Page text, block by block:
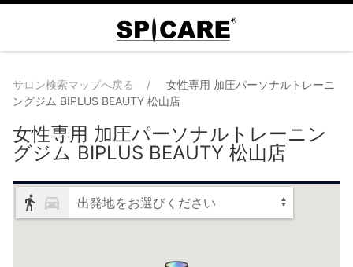
サロン検索マップへ戻る
女性専用 加圧パーソナルトレーニ
ングジム BIPLUS BEAUTY 松山店
女性専用 加圧パーソナルトレーニン
グジム BIPLUS BEAUTY 松山店
出発地をお選びください